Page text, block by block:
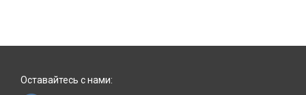
Оставайтесь с нами: